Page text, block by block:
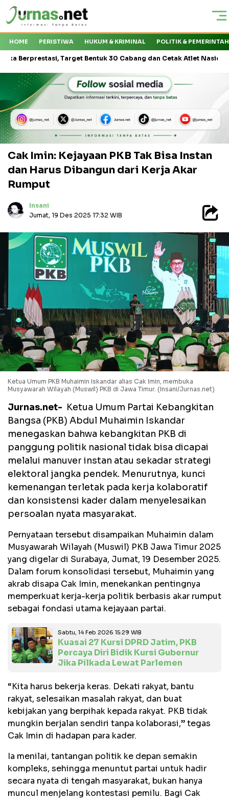
HOME PERISTIWA HUKUM & KRIMINAL POLITIK &
Target Bentuk 30 Cabang dan Cetak Atlet Nasional KMP
Cak Imin: Kejayaan PKB Tak Bisa Instan
dan Harus Dibangun dari Kerja Akar
Rumput
Insani
Jumat, 19 Des 2025 17:32 WIB
Ketua Umum PKB Muhaimin Iskandar alias Cak Imin, membuka
Musyawarah Wilayah (Muswil) PKB di Jawa Timur. (Insani/Jurnas.net)
Jurnas.net- Ketua Umum Partai Kebangkitan
Bangsa (PKB) Abdul Muhaimin Iskandar
menegaskan bahwa kebangkitan PKB di
panggung politik nasional tidak bisa dicapai
melalui manuver instan atau sekadar strategi
elektoral jangka pendek. Menurutnya, kunci
kemenangan terletak pada kerja kolaboratif
dan konsistensi kader dalam menyelesaikan
persoalan nyata masyarakat.
Pernyataan tersebut disampaikan Muhaimin dalam
Musyawarah Wilayah (Muswil) PKB Jawa Timur 2025
yang digelar di Surabaya, Jumat, 19 Desember 2025.
Dalam forum konsolidasi tersebut, Muhaimin yang
akrab disapa Cak Imin, menekankan pentingnya
memperkuat kerja-kerja politik berbasis akar rumput
sebagai fondasi utama kejayaan partai.
Sabtu, 14 Feb 2026 15:29 WIB
Kuasai 27 Kursi DPRD Jatim, PKB
Percaya Diri Bidik Kursi Gubernur
Jika Pilkada Lewat Parlemen
“Kita harus bekerja keras. Dekati rakyat, bantu
rakyat, selesaikan masalah rakyat, dan buat
kebijakan yang berpihak kepada rakyat. PKB tidak
mungkin berjalan sendiri tanpa kolaborasi,” tegas
Cak Imin di hadapan para kader.
Ia menilai, tantangan politik ke depan semakin
kompleks, sehingga menuntut partai untuk hadir
secara nyata di tengah masyarakat, bukan hanya
muncul menjelang kontestasi pemilu. Bagi Cak